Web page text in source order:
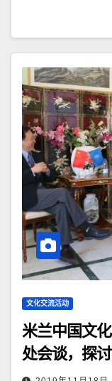
文化交流活动
米兰中国文
处会谈，探